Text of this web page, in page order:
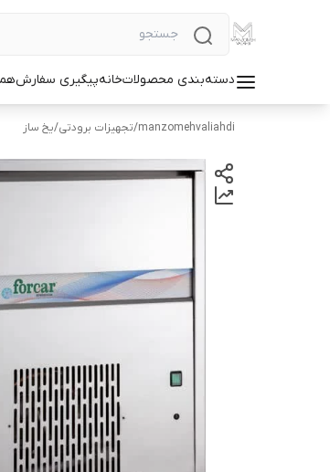
دسته‌بندی محصولاتخانهپیگیری سفارش
manzomehvaliahdi
/تجهیزات برودتی/یخ ساز